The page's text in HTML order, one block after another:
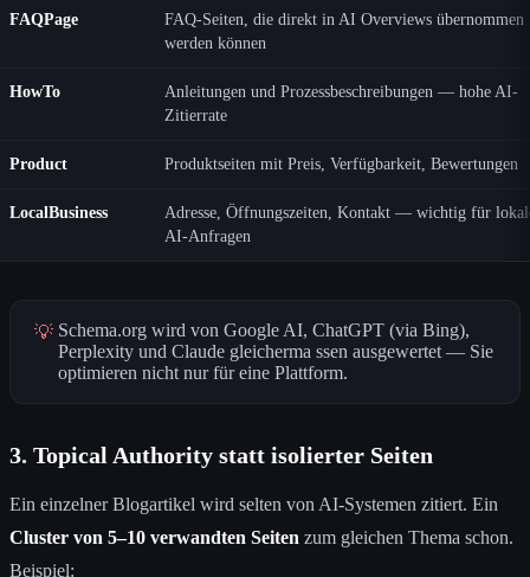
FAQPage
FAQ-Seiten, die direkt in AI Overviews übernommen
werden können
HowTo
Anleitungen und Prozessbeschreibungen — hohe AI-
Zitierrate
Product Produktseiten mit Preis, Verfügbarkeit, Bewertungen
LocalBusiness
Adresse, Öffnungszeiten, Kontakt — wichtig für
AI-Anfragen
💡 Schema.org wird von Google AI, ChatGPT (via Bing),
Perplexity und Claude gleicherma ssen ausgewertet — Sie
optimieren nicht nur für eine Plattform.
3. Topical Authority statt isolierter Seiten
Ein einzelner Blogartikel wird selten von AI-Systemen zitiert. Ein
Cluster von 5–10 verwandten Seiten zum gleichen Thema schon.
Beispiel: